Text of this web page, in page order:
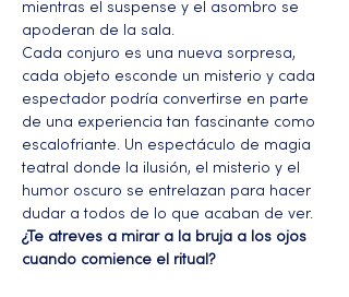
mientras el suspense y el asombro se
apoderan de la sala.
Cada conjuro es una nueva sorpresa,
cada objeto esconde un misterio y cada
espectador podría convertirse en parte
de una experiencia tan fascinante como
escalofriante. Un espectáculo de magia
teatral donde la ilusión, el misterio y el
humor oscuro se entrelazan para hacer
dudar a todos de lo que acaban de ver.
¿Te atreves a mirar a la bruja a los ojos
cuando comience el ritual?